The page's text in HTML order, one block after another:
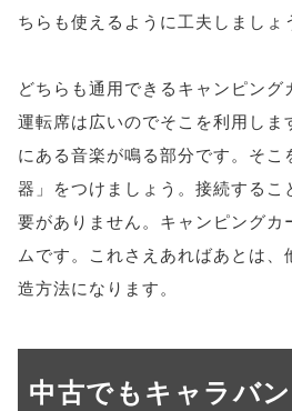
ちらも使えるように工夫しましょ
どちらも通用できるキャンピン
運転席は広いのでそこを利用しま
にある音楽が鳴る部分です。そこ
器」をつけましょう。接続する
要がありません。キャンピングカ
ムです。これさえあればあとは
造方法になります。
中古でもキャラバ